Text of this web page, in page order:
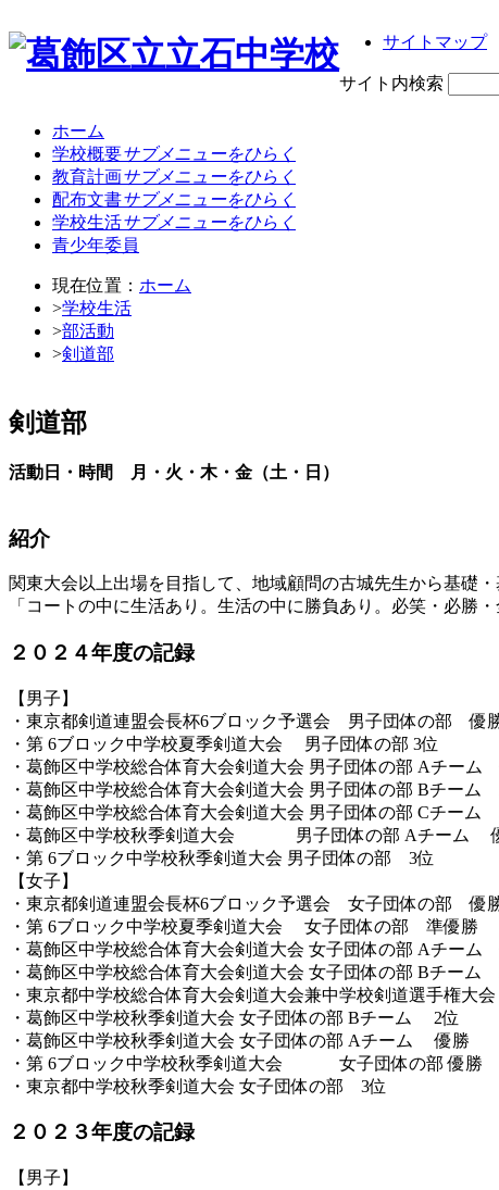
サイトマップ
サイト内検索
ホーム
学校概要サブメニューをひらく
教育計画サブメニューをひらく
配布文書サブメニューをひらく
学校生活サブメニューをひらく
青少年委員
現在位置： ホーム
>学校生活
>部活動
>剣道部
剣道部
活動日・時間 月・火・木・金（土・日）
紹介
関東大会以上出場を目指して、地域顧問の古城先生から基礎
「コートの中に生活あり。生活の中に勝負あり。必笑・必勝
２０２４年度の記録
【男子】
・東京都剣道連盟会長杯6ブロック予選会 男子団体の部 優
・第 6ブロック中学校夏季剣道大会 男子団体の部 3位
・葛飾区中学校総合体育大会剣道大会 男子団体の部 Aチーム
・葛飾区中学校総合体育大会剣道大会 男子団体の部 Bチーム
・葛飾区中学校総合体育大会剣道大会 男子団体の部 Cチーム
・葛飾区中学校秋季剣道大会 男子団体の部 Aチーム
・第 6ブロック中学校秋季剣道大会 男子団体の部 3位
【女子】
・東京都剣道連盟会長杯6ブロック予選会 女子団体の部 優
・第 6ブロック中学校夏季剣道大会 女子団体の部 準優勝
・葛飾区中学校総合体育大会剣道大会 女子団体の部 Aチーム
・葛飾区中学校総合体育大会剣道大会 女子団体の部 Bチーム
・東京都中学校総合体育大会剣道大会兼中学校剣道選手権大
・葛飾区中学校秋季剣道大会 女子団体の部 Bチーム 2位
・葛飾区中学校秋季剣道大会 女子団体の部 Aチーム 優勝
・第 6ブロック中学校秋季剣道大会 女子団体の部 優勝
・東京都中学校秋季剣道大会 女子団体の部 3位
２０２３年度の記録
【男子】